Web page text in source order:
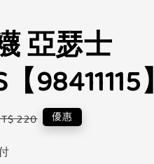
亞瑟士
98411115】
220 優惠